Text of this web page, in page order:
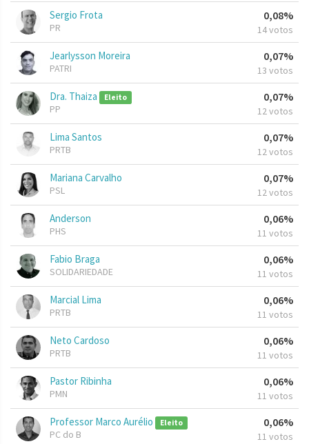
Sergio Frota
PR
0,08%
14 votos
Jearlysson Moreira
PATRI
0,07%
13 votos
Dra. Thaiza Eleito
PP
0,07%
12 votos
Lima Santos
PRTB
0,07%
12 votos
Mariana Carvalho
PSL
0,07%
12 votos
Anderson
PHS
0,06%
11 votos
Fabio Braga
SOLIDARIEDADE
0,06%
11 votos
Marcial Lima
PRTB
0,06%
11 votos
Neto Cardoso
PRTB
0,06%
11 votos
Pastor Ribinha
PMN
0,06%
11 votos
Professor Marco Aurélio Eleito
PC do B
0,06%
11 votos